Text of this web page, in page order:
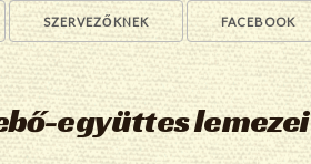
SZERVEZŐKNEK FACEBOOK
együttes lemezei